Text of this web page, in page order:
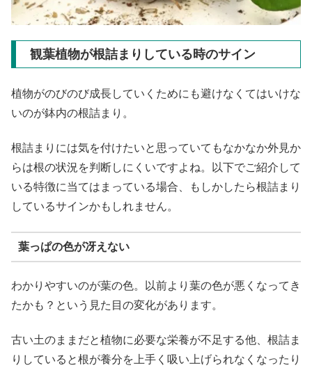
観葉植物が根詰まりしている時のサイン
植物がのびのび成長していくためにも避けなくてはいけな
いのが鉢内の根詰まり。
根詰まりには気を付けたいと思っていてもなかなか外見か
らは根の状況を判断しにくいですよね。以下でご紹介して
いる特徴に当てはまっている場合、もしかしたら根詰まり
しているサインかもしれません。
葉っぱの色が冴えない
わかりやすいのが葉の色。以前より葉の色が悪くなってき
たかも？という見た目の変化があります。
古い土のままだと植物に必要な栄養が不足する他、根詰ま
りしていると根が養分を上手く吸い上げられなくなったり